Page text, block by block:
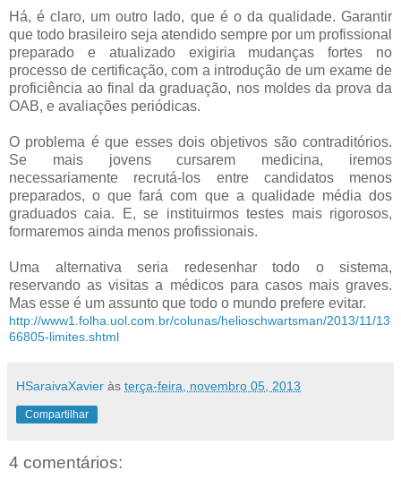
Há, é claro, um outro lado, que é o da qualidade. Garantir
que todo brasileiro seja atendido sempre por um profissional
preparado e atualizado exigiria mudanças fortes no
processo de certificação, com a introdução de um exame de
proficiência ao final da graduação, nos moldes da prova da
OAB, e avaliações periódicas.
O problema é que esses dois objetivos são contraditórios.
Se mais jovens cursarem medicina, iremos
necessariamente recrutá-los entre candidatos menos
preparados, o que fará com que a qualidade média dos
graduados caia. E, se instituirmos testes mais rigorosos,
formaremos ainda menos profissionais.
Uma alternativa seria redesenhar todo o sistema,
reservando as visitas a médicos para casos mais graves.
Mas esse é um assunto que todo o mundo prefere evitar.
http://www1.folha.uol.com.br/colunas/helioschwartsman/2013/11/13
66805-limites.shtml
HSaraivaXavier às terça-feira, novembro 05, 2013
Compartilhar
4 comentários: